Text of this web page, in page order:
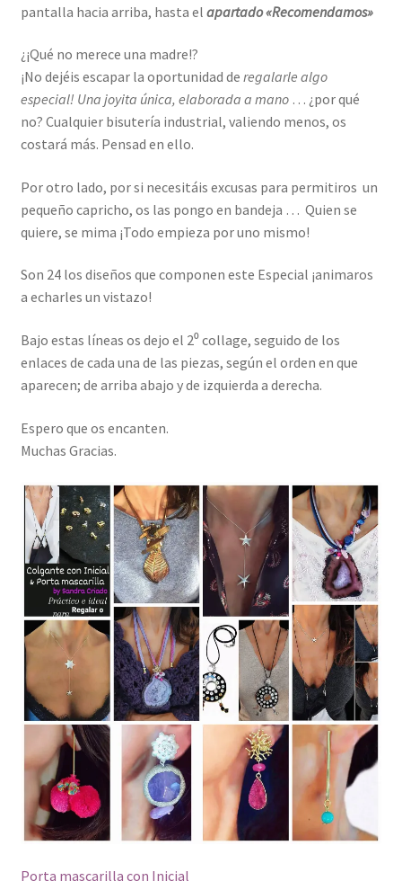
pantalla hacia arriba, hasta el apartado «Recomendamos»
¿¡Qué no merece una madre!?
¡No dejéis escapar la oportunidad de regalarle algo
especial! Una joyita única, elaborada a mano … ¿por qué
no? Cualquier bisutería industrial, valiendo menos, os
costará más. Pensad en ello.
Por otro lado, por si necesitáis excusas para permitiros un
pequeño capricho, os las pongo en bandeja … Quien se
quiere, se mima ¡Todo empieza por uno mismo!
Son 24 los diseños que componen este Especial ¡animaros
a echarles un vistazo!
Bajo estas líneas os dejo el 2⁰ collage, seguido de los
enlaces de cada una de las piezas, según el orden en que
aparecen; de arriba abajo y de izquierda a derecha.
Espero que os encanten.
Muchas Gracias.
Porta mascarilla con Inicial